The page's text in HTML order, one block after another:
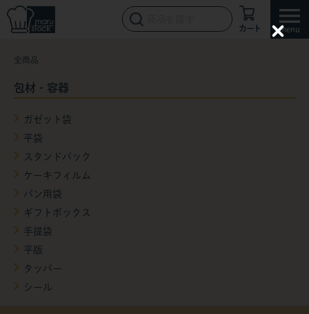
カート
全商品
包材・容器
ガゼット袋
平袋
スタンドパック
ケーキフィルム
パン用袋
ギフトボックス
手提袋
平版
タッパー
シール
C